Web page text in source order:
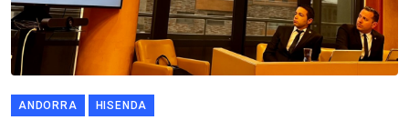
ANDORRA HISENDA